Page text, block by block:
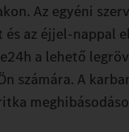
Az egyéni
és az éjjel-nappal
a lehető
számára. A